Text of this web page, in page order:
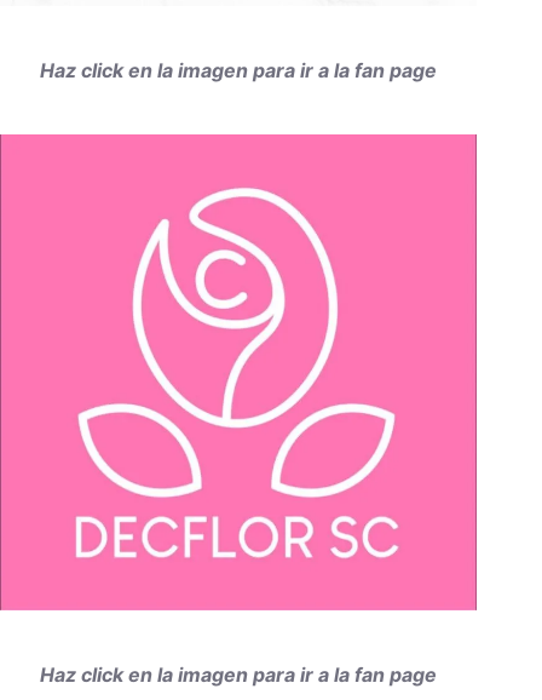
Haz click en la imagen para ir a la fan page
Haz click en la imagen para ir a la fan page